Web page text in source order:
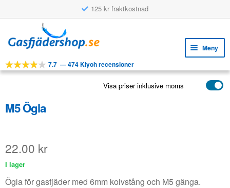
125 kr fraktkostnad
till
navigering
till
innehåll
Meny
VERKTYG
APPLIKATIONER
VANLIGA FRÅGOR
7.7 —474 Kiyoh recensioner
Visa priser inklusive moms
M5 Ögla
22.00 kr
I lager
Ögla för gasfjäder med 6mm kolvstång och M5 gänga.